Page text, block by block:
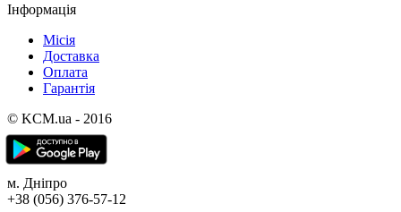
Інформація
Місія
Доставка
Оплата
Гарантія
© KCM.ua - 2016
м. Дніпро
+38 (056) 376-57-12